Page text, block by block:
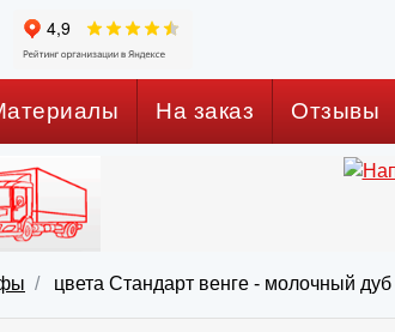
На заказ Отзывы
цвета Стандарт венге - молочный дуб